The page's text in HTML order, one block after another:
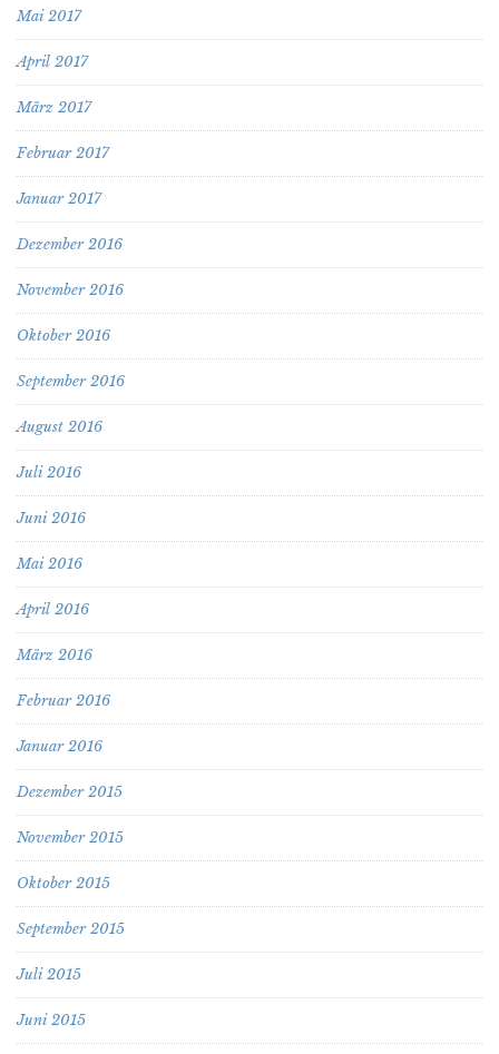
Mai 2017
April 2017
März 2017
Februar 2017
Januar 2017
Dezember 2016
November 2016
Oktober 2016
September 2016
August 2016
Juli 2016
Juni 2016
Mai 2016
April 2016
März 2016
Februar 2016
Januar 2016
Dezember 2015
November 2015
Oktober 2015
September 2015
Juli 2015
Juni 2015